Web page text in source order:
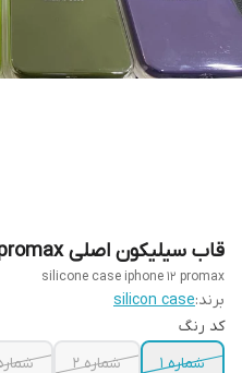
قاب سیلیکون اصلی iphone 12 promax
silicone case iphone 12 promax
برند:silicon case
کد رنگ
شماره 1
شماره 2